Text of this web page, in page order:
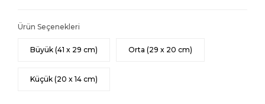
Ürün Seçenekleri
Büyük (41 x 29 cm) Orta (29 x 20 cm)
Küçük (20 x 14 cm)